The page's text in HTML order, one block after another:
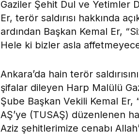
Gaziler Şehit Dul ve Yetimler
Er, terör saldırısı hakkında
ardından Başkan Kemal Er,
Hele ki bizler asla
Ankara’da hain terör
şifalar dileyen Harp Malülü
Şube Başkan Vekili Kemal Er,
AŞ’ye (TUSAŞ) düzenlenen
Aziz şehitlerimize cenabı